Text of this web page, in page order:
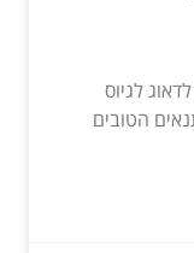
לגיוס
הטובים